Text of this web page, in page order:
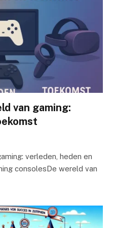
van gaming:
verleden, heden en
consolesDe wereld van